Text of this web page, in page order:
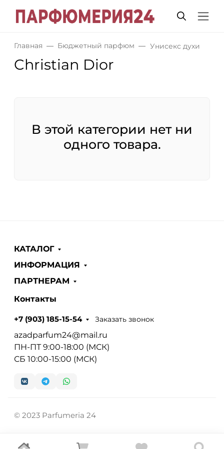
Главная Бюджетный парфюм Унисекс духи
Christian Dior
В этой категории нет ни
одного товара.
КАТАЛОГ
ИНФОРМАЦИЯ
ПАРТНЕРАМ
Контакты
+7 (903) 185-15-54 Заказать звонок
azadparfum24@mail.ru
ПН-ПТ 9:00-18:00 (МСК)
СБ 10:00-15:00 (МСК)
© 2023 Parfumeria 24